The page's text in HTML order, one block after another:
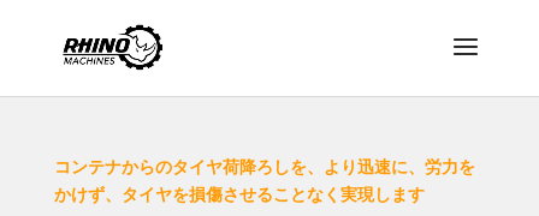
コンテナからのタイヤ荷降ろしを、より迅速に、労力を
かけず、タイヤを損傷させることなく実現します